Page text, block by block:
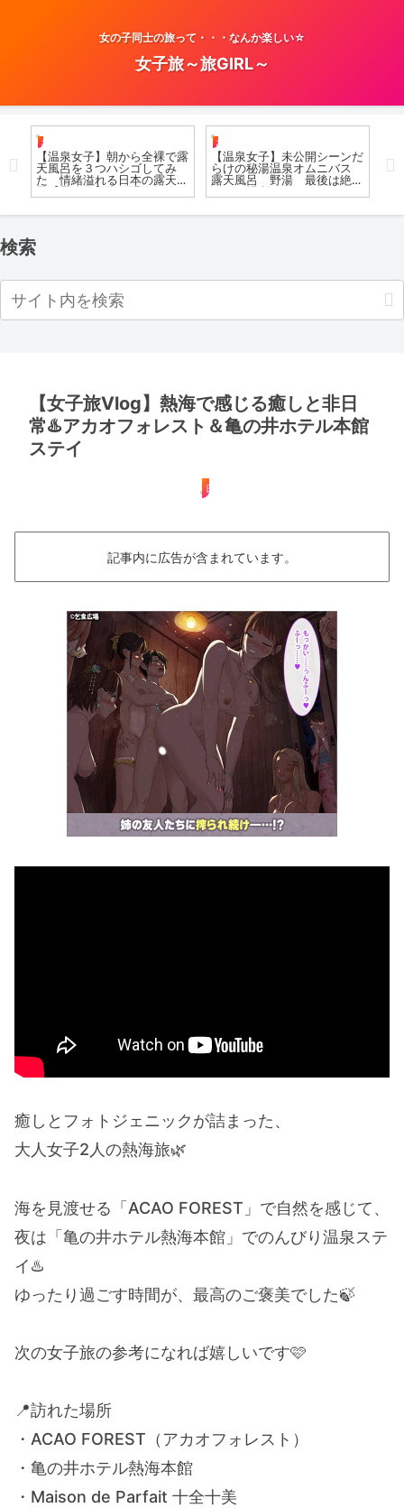
女の子同士の旅って・・・なんか楽しい☆
女子旅～旅GIRL～
裸
お風呂女子こての
【温泉女子】朝から全裸で露
天風呂を３つハシゴしてみ
た 情緒溢れる日本の露天風
溫泉 #airpanas #japan
お風呂女子こての
【温泉女子】未公開シーンだ
らけの秘湯温泉オムニバス
露天風呂 野湯 最後は絶景
omnibus
【
ら
検索
【女子旅Vlog】熱海で感じる癒しと非日
常♨️アカオフォレスト＆亀の井ホテル本館
ステイ
日帰り
記事内に広告が含まれています。
癒しとフォトジェニックが詰まった、
大人女子2人の熱海旅🌿
海を見渡せる「ACAO FOREST」で自然を感じて、
夜は「亀の井ホテル熱海本館」でのんびり温泉ステ
イ♨️
ゆったり過ごす時間が、最高のご褒美でした🍃
次の女子旅の参考になれば嬉しいです🩷
📍訪れた場所
・ACAO FOREST（アカオフォレスト）
・亀の井ホテル熱海本館
・Maison de Parfait 十全十美